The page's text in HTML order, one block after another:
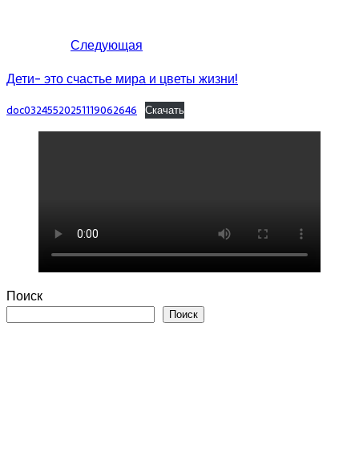
Следующая
Дети- это счастье мира и цветы жизни!
doc03245520251119062646 Скачать
Поиск
Поиск